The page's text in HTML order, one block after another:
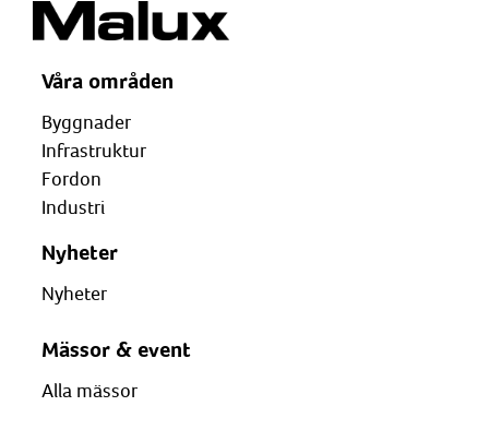
Våra områden
Byggnader
Infrastruktur
Fordon
Industri
Nyheter
Nyheter
Mässor & event
Alla mässor